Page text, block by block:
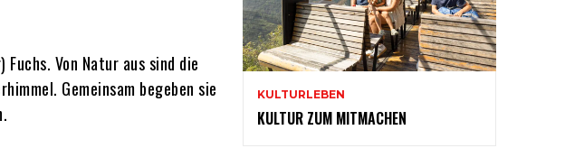
Von Natur aus sind die
Gemeinsam begeben sie
KULTURLEBEN
KULTUR ZUM MITMACHEN